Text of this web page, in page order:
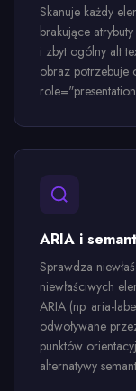
Skanuje każdy
brakujące
i zbyt ogólny alt
obraz potrzebuje
ARIA i
Sprawdza
niewłaściwych
ARIA (np. aria-
odwoływane
punktów
alternatywy